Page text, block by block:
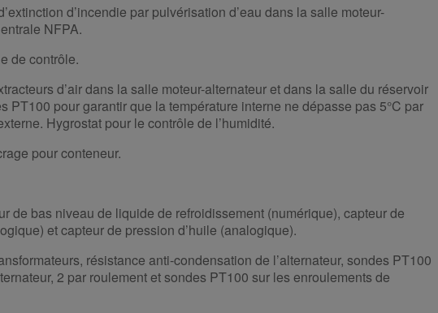
d’incendie par pulvérisation d’eau dans la salle moteur-
NFPA.
de contrôle.
d’air dans la salle moteur-alternateur et dans la salle du réservoir
PT100 pour garantir que la température interne ne dépasse pas 5°C par
Hygrostat pour le contrôle de l’humidité.
pour conteneur.
de bas niveau de liquide de refroidissement (numérique), capteur de
et capteur de pression d’huile (analogique).
résistance anti-condensation de l’alternateur, sondes PT100
2 par roulement et sondes PT100 sur les enroulements de